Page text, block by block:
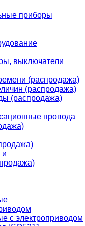
приборы
выключатели
(распродажа)
(распродажа)
(распродажа)
провода
и
с электроприводом